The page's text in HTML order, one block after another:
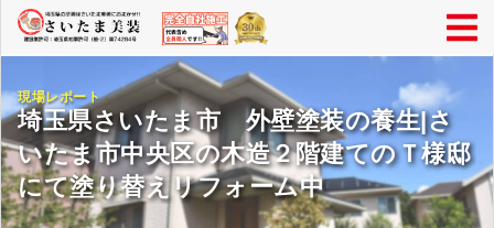
現場レポート
埼玉県さいたま市 外壁塗装の養生|さ
いたま市中央区の木造２階建てのＴ様邸
にて塗り替えリフォーム中